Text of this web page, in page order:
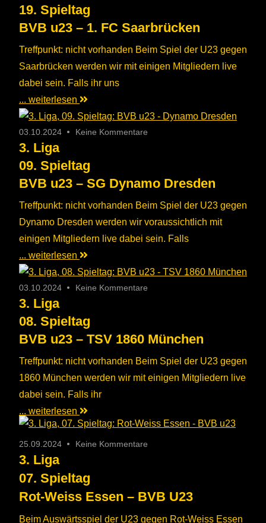
19. Spieltag
BVB u23 – 1. FC Saarbrücken
Treffpunkt: nicht vorhanden Beim Spiel der U23 gegen
Saarbrücken werden wir mit einigen Mitgliedern live
dabei sein. Falls ihr uns
... weiterlesen
03.10.2024 Keine Kommentare
3. Liga
09. Spieltag
BVB u23 – SG Dynamo Dresden
Treffpunkt: nicht vorhanden Beim Spiel der U23 gegen
Dynamo Dresden werden wir voraussichtlich mit
einigen Mitgliedern live dabei sein. Falls
... weiterlesen
03.10.2024 Keine Kommentare
3. Liga
08. Spieltag
BVB u23 – TSV 1860 München
Treffpunkt: nicht vorhanden Beim Spiel der U23 gegen
1860 München werden wir mit einigen Mitgliedern live
dabei sein. Falls ihr
... weiterlesen
25.09.2024 Keine Kommentare
3. Liga
07. Spieltag
Rot-Weiss Essen – BVB U23
Beim Auswärtsspiel der U23 gegen Rot-Weiss Essen